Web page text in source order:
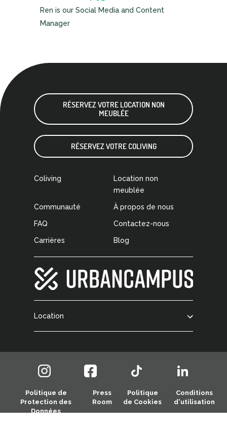
Ren is our Social Media and Content
Manager
Location
RÉSERVEZ VOTRE LOCATION NON
MEUBLÉE
RÉSERVEZ VOTRE COLIVING
Coliving
Location non
meublée
Communauté À propos de nous
FAQ Contactez-nous
Carrières Blog
Politique de
Protection des
Données
Press
Room
Politique
de Cookies
Conditions
d'utilisation